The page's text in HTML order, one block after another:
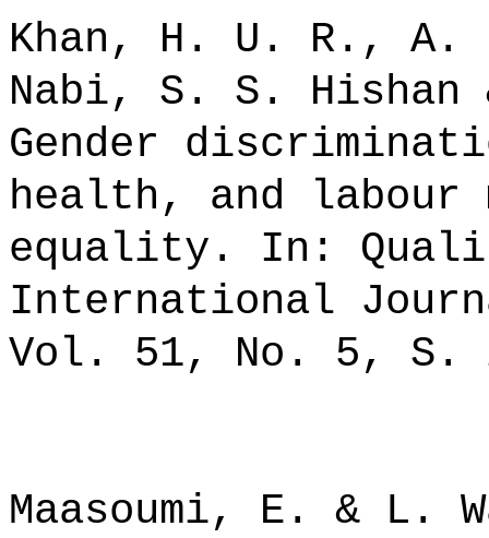
Khan, H. U. R., A.
Nabi, S. S.
Gender
health, and
equality. In:
International
Vol. 51, No. 5, S.
Maasoumi, E. & L.